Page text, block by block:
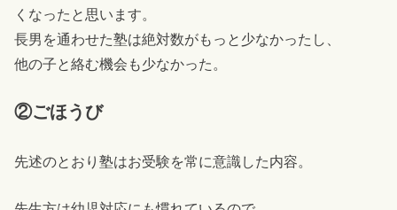
くなったと思います。
長男を通わせた塾は絶対数がもっと少なかったし、
他の子と絡む機会も少なかった。
②ごほうび
先述のとおり塾はお受験を常に意識した内容。